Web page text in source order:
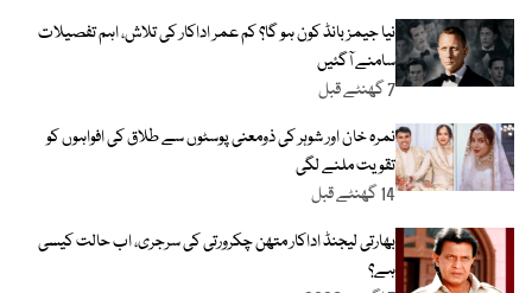
نیا جیمز بانڈ کون ہو گا؟ کم عمر اداکار کی تلاش، اہم تفصیلات
سامنے آگئیں
7 گھنٹے قبل
نمرہ خان اور شوہر کی ذومعنی پوسٹوں سے طلاق کی افواہوں کو
تقویت ملنے لگی
14 گھنٹے قبل
بھارتی لیجنڈ اداکار متھن چکرورتی کی سرجری، اب حالت کیسی
ہے؟